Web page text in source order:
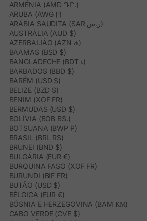
ARMÉNIA (AMD ԴՐ.)
ARUBA (AWG Ƒ)
ARÁBIA SAUDITA (SAR ر.س)
AUSTRÁLIA (AUD $)
AZERBAIJÃO (AZN ₼)
BAAMAS (BSD $)
BANGLADECHE (BDT ৳)
BARBADOS (BBD $)
BARÉM (USD $)
BELIZE (BZD $)
BENIM (XOF FR)
BERMUDAS (USD $)
BOLÍVIA (BOB BS.)
BOTSUANA (BWP P)
BRASIL (BRL R$)
BRUNEI (BND $)
BULGÁRIA (EUR €)
BURQUINA FASO (XOF FR)
BURUNDI (BIF FR)
BUTÃO (USD $)
BÉLGICA (EUR €)
BÓSNIA E HERZEGOVINA (BAM КМ)
CABO VERDE (CVE $)